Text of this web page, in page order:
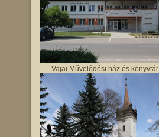
Vajai Művelődési ház és könyvtár